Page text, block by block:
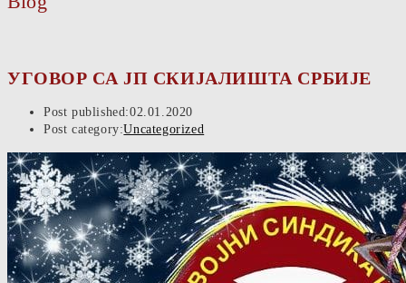
УГОВОР СА ЈП СКИЈАЛИШТА СРБИЈЕ
Post published:02.01.2020
Post category:Uncategorized